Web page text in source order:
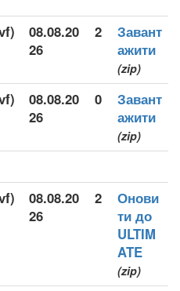
08.08.20
26
2
Завант
ажити
(zip)
08.08.20
26
0
Завант
ажити
(zip)
08.08.20
26
2
Онови
ти до
ULTIM
ATE
(zip)